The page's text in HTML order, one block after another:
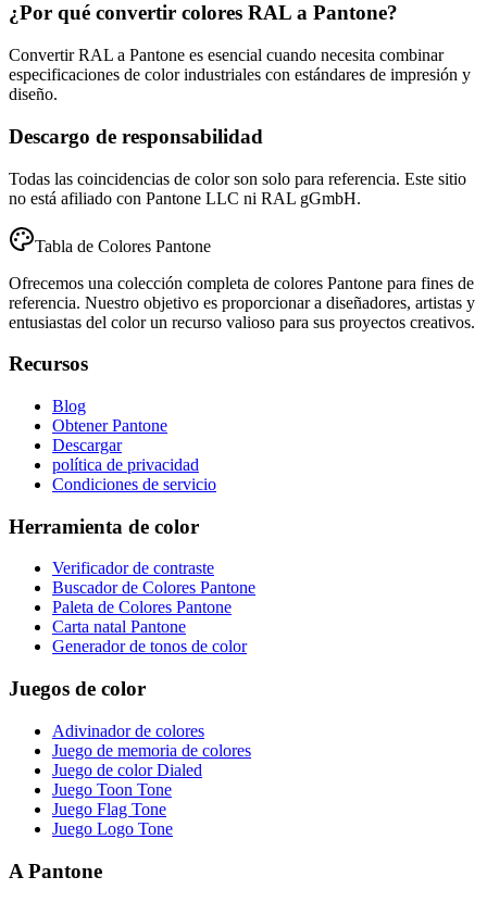
¿Por qué convertir colores RAL a Pantone?
Convertir RAL a Pantone es esencial cuando necesita combinar
especificaciones de color industriales con estándares de impresión y
diseño.
Descargo de responsabilidad
Todas las coincidencias de color son solo para referencia. Este sitio
no está afiliado con Pantone LLC ni RAL gGmbH.
Tabla de Colores Pantone
Ofrecemos una colección completa de colores Pantone para fines de
referencia. Nuestro objetivo es proporcionar a diseñadores, artistas y
entusiastas del color un recurso valioso para sus proyectos creativos.
Recursos
Blog
Obtener Pantone
Descargar
política de privacidad
Condiciones de servicio
Herramienta de color
Verificador de contraste
Buscador de Colores Pantone
Paleta de Colores Pantone
Carta natal Pantone
Generador de tonos de color
Juegos de color
Adivinador de colores
Juego de memoria de colores
Juego de color Dialed
Juego Toon Tone
Juego Flag Tone
Juego Logo Tone
A Pantone